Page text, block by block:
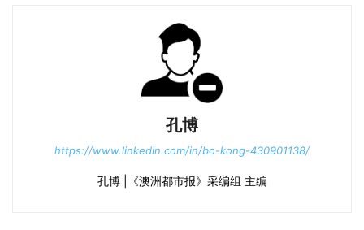
孔博
https://www.linkedin.com/in/bo-kong-430901138/
孔博 |《澳洲都市报》采编组 主编